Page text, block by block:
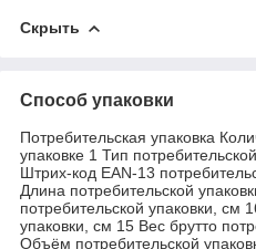
Скрыть
Способ упаковки
Потребительская упаковка
упаковке 1 Тип
Штрих-код EAN-13
Длина потребительской
потребительской упаковки, см
упаковки, см 15 Вес брутто
Объём потребительской